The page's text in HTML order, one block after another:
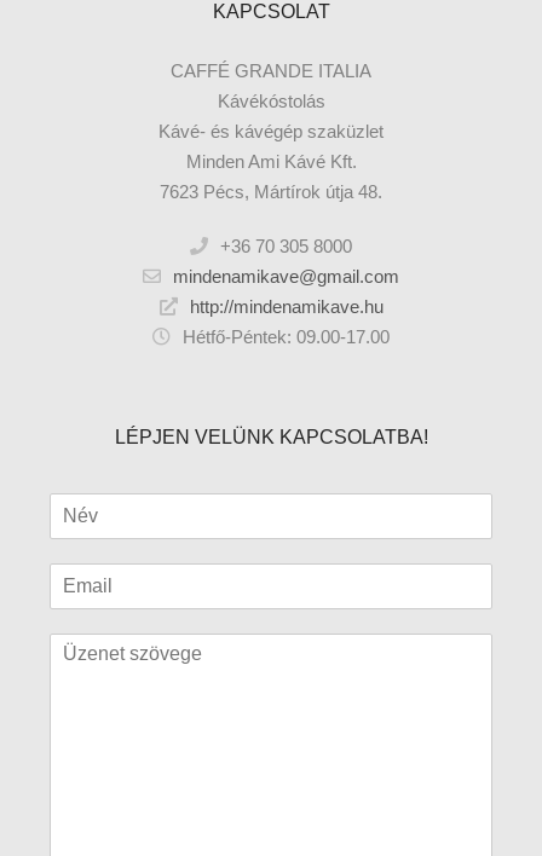
KAPCSOLAT
CAFFÉ GRANDE ITALIA
Kávékóstolás
Kávé- és kávégép szaküzlet
Minden Ami Kávé Kft.
7623 Pécs, Mártírok útja 48.
+36 70 305 8000
mindenamikave@gmail.com
http://mindenamikave.hu
Hétfő-Péntek: 09.00-17.00
LÉPJEN VELÜNK KAPCSOLATBA!